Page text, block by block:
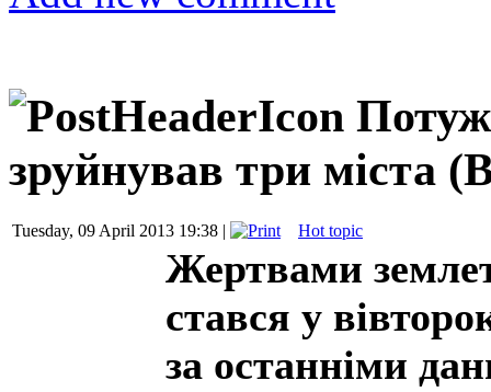
зруйнував три міста
Tuesday, 09 April 2013 19:38 | Hot topic
Жертвами
стався у
за останніми